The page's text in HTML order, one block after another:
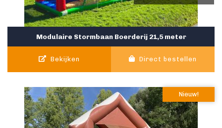
Modulaire Stormbaan Boerderij 21,5 meter
Bekijken Direct bestellen
Nieuw!